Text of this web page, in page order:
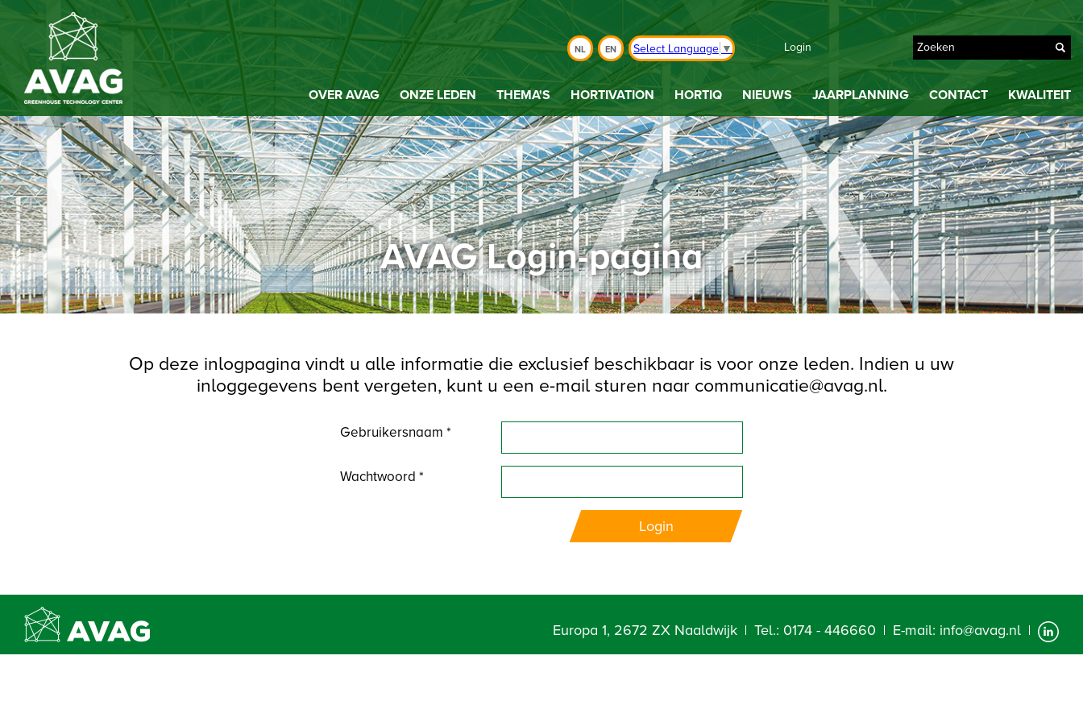
NL EN Select Language ▼ Login
OVER AVAG ONZE LEDEN THEMA'S HORTIVATION HORTIQ NIEUWS JAARPLANNING CONTACT KWALITEIT
AVAG Login-pagina
Op deze inlogpagina vindt u alle informatie die exclusief beschikbaar is voor onze leden. Indien u uw
inloggegevens bent vergeten, kunt u een e-mail sturen naar communicatie@avag.nl.
Gebruikersnaam *
Wachtwoord *
Login
Europa 1, 2672 ZX Naaldwijk Tel.: 0174 - 446660 E-mail: info@avag.nl